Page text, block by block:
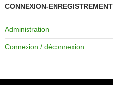
c u
CONNEXION-ENREGISTREMENT
Administration
Connexion / déconnexion